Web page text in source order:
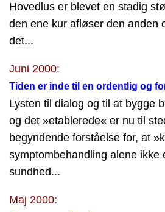
Hovedlus er blevet en stadig
den ene kur afløser den anden
det...
Juni 2000:
Tiden er inde til en ordentlig og
Lysten til dialog og til at bygge
og det »etablerede« er nu til
begyndende forståelse for, at
symptombehandling alene ikke
sundhed...
Maj 2000: